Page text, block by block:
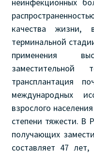
качества жизни,
терминальной
применения
трансплантация
международных
взрослого
степени тяжести. В
получающих
составляет 47